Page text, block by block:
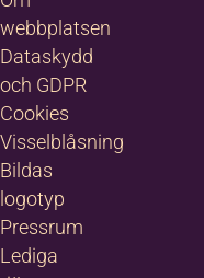
webbplatsen
Dataskydd
och GDPR
Cookies
Visselblåsning
Bildas
logotyp
Pressrum
Lediga